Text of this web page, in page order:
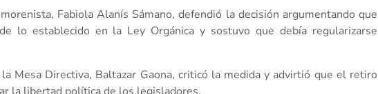
Fabiola Alanís Sámano, defendió la decisión argumentando que
lo establecido en la Ley Orgánica y sostuvo que debía regularizarse
Mesa Directiva, Baltazar Gaona, criticó la medida y advirtió que el retiro
la libertad política de los legisladores.